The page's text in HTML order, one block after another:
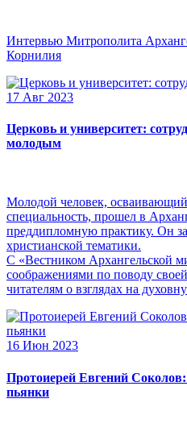
Интервью Митрополита
Корнилия
17 Авг 2023
Церковь и университет:
молодым
Молодой человек,
специальность, прошел в
преддипломную практику. Он
христианской тематики.
С «Вестником Архангельской
соображениями по поводу своей
читателям о взглядах на
16 Июн 2023
Протоиерей Евгений
пьянки